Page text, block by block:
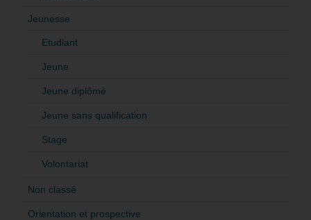
Jeunesse
Etudiant
Jeune
Jeune diplômé
Jeune sans qualification
Stage
Volontariat
Non classé
Orientation et prospective